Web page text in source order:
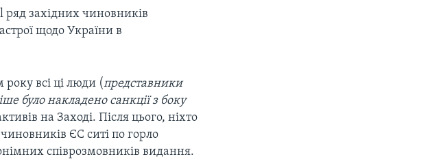
ряд західних чиновників
щодо України в
року всі ці люди (представники
було накладено санкції з боку
на Заході. Після цього, ніхто
ЄС ситі по горло
співрозмовників видання.